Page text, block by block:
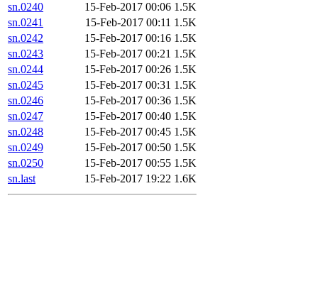
sn.0240
15-Feb-2017 00:06 1.5K
sn.0241
15-Feb-2017 00:11 1.5K
sn.0242
15-Feb-2017 00:16 1.5K
sn.0243
15-Feb-2017 00:21 1.5K
sn.0244
15-Feb-2017 00:26 1.5K
sn.0245
15-Feb-2017 00:31 1.5K
sn.0246
15-Feb-2017 00:36 1.5K
sn.0247
15-Feb-2017 00:40 1.5K
sn.0248
15-Feb-2017 00:45 1.5K
sn.0249
15-Feb-2017 00:50 1.5K
sn.0250
15-Feb-2017 00:55 1.5K
sn.last
15-Feb-2017 19:22 1.6K